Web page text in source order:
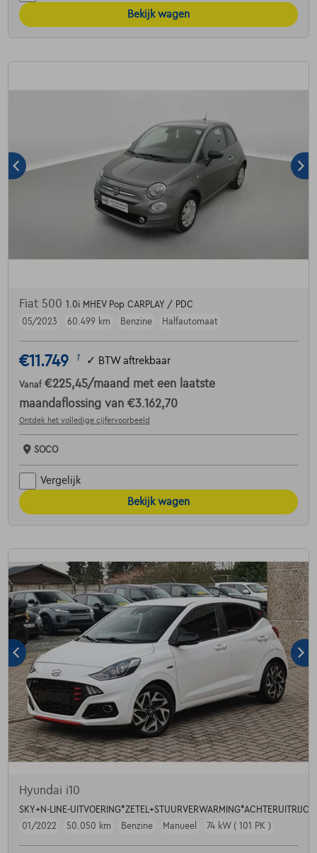
Bekijk wagen
Fiat 500 1.0i MHEV Pop CARPLAY / PDC
05/2023
60.499 km Benzine Halfautomaat
€11.749 1 ✓ BTW aftrekbaar
Vanaf €225,45/maand met een laatste
maandaflossing van €3.162,70
Ontdek het volledige cijfervoorbeeld
SOCO
Vergelijk
Bekijk wagen
Hyundai i10
SKY+N-LINE-
01/2022
50.050 km Benzine Manueel 74 kW ( 101 PK )